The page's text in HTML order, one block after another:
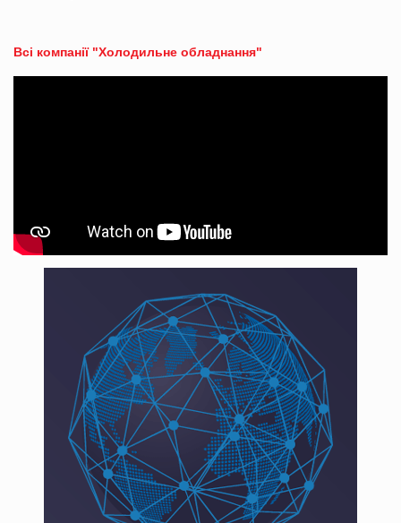
Всі компанії "Холодильне обладнання"